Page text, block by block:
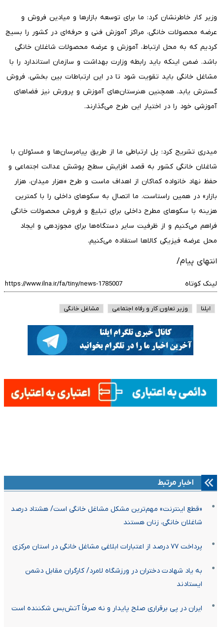
وزیر کار خاطرنشان کرد: ما برای توسعه بازارها و میادین فروش و
عرضه محصولات خانگی، مراکز آموزش فنی و حرفه‌ای در کشور را بسیج
کردیم که به محل ارتباط، آموزش و عرضه محصولات شاغلان خانگی
باشد. ضمن اینکه باید رابطه وزارت بهداشت و سازمان استاندارد را با
مشاغل خانگی باید تقویت شود تا در این ارتباطات بین بخشی، فروش
گسترش یابد. همچنین هنرستان‌های آموزش و پرورش نیز فضاهای
آموزشی خود را در اختیار این طرح می‌گذارند.
میدری تشریح کرد: پل ارتباطی ما از طریق پیامرسان‌ها و مسئولان با
شاغلان خانگی کشور به قصد افزایش سطح پوشش عدالت اجتماعی و
حفظ نهاد خانواده کماکان از اهداف ماست و طرح «هزار میدان، هزار
بازار» در همین راستاست. ما اتصال به سکوهای داخلی را با کمترین
هزینه با سکوهای مطرح داخلی برای تبلیغ و فروش محصولات خانگی
فراهم می‌کنیم و از ظرفیت سایر دستگاه‌ها برای مجوزدهی و ایجاد
محل عرضه فیزیکی کالاها استفاده می‌کنیم.
انتهای پیام/
لینک کوتاه
ایلنا وزیر تعاون کار و رفاه اجتماعی مشاغل خانگی
اخبار مرتبط
«قطع اینترنت» مهم‌ترین مشکل مشاغل خانگی است/ هشتاد درصد
شاغلان خانگی، زنان هستند
پرداخت ۷۷ درصد از اعتبارات ابلاغی مشاغل خانگی در استان مرکزی
به یاد شهادت دختران در ورزشگاه‌ لامرد/ کارگران مقابل دشمن
ایستادند
ایران در پی برقراری صلح پایدار و نه صرفاً آتش‌بس شکننده است